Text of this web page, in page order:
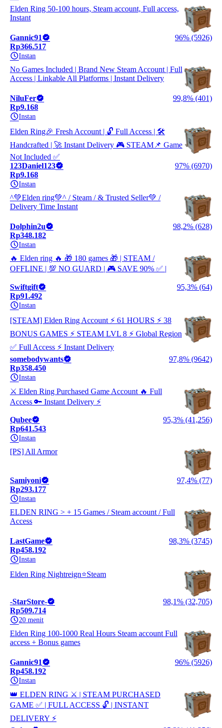
Elden Ring 50-100 hours, Steam account, Full access,
Instant
Gannic91
96% (5926)
Rp366.517
Instan
No Games Included | Brand New Steam Account | Full
Access | Linkable All Platforms | Instant Delivery
NiluFer
99,8% (401)
Rp9.168
Instan
Elden Ring🎉 Fresh Account | 🔓 Full Access | 🛠️
Handcrafted | 🚀 Instant Delivery 🎮 STEAM📌 Game
Not Included ✅
123Daniel123
97% (6970)
Rp9.168
Instan
^💚Elden ring💚^ / Steam / & Trusted Seller💚 /
Delivery Time Instant
Dolphin2u
98,2% (628)
Rp348.182
Instan
🔥 Elden ring 🔥 🎁 180 games 🎁 | STEAM /
OFFLINE | 💯 NO GUARD | 🎮 SAVE 90% ✅ |
Swiftgift
95,3% (64)
Rp91.492
Instan
[STEAM] Elden Ring Account ⚡ 61 HOURS ⚡ 38
BONUS GAMES ⚡ STEAM LVL 8 ⚡ Global Region
✅ Full Access ⚡ Instant Delivery
somebodywants
97,8% (9642)
Rp358.450
Instan
⚔️ Elden Ring Purchased Game Account 🔥 Full
Access 🔑 Instant Delivery ⚡
Qubee
95,3% (41,256)
Rp641.543
Instan
[PS] All Armor
Samiyoni
97,4% (77)
Rp293.177
Instan
ELDEN RING > + 15 Games / Steam account / Full
Access
LastGame
98,3% (3745)
Rp458.192
Instan
Elden Ring Nightreign⭐️Steam
-StarStore-
98,1% (32,705)
Rp509.714
20 menit
Elden Ring 100-1000 Real Hours Steam account Full
access + Bonus games
Gannic91
96% (5926)
Rp458.192
Instan
👑 ELDEN RING ⚔️ | STEAM PURCHASED
GAME ✅ | FULL ACCESS 🔓 | INSTANT
DELIVERY ⚡